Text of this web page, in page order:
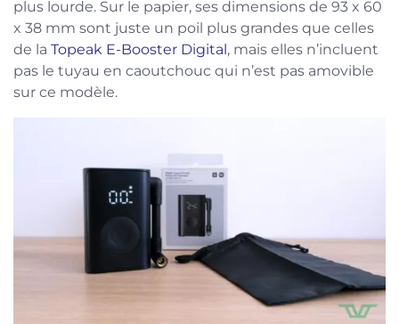
plus lourde. Sur le papier, ses dimensions de 93 x 60
x 38 mm sont juste un poil plus grandes que celles
de la Topeak E-Booster Digital, mais elles n’incluent
pas le tuyau en caoutchouc qui n’est pas amovible
sur ce modèle.